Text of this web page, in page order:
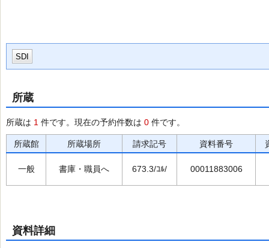
SDI
所蔵
所蔵は 1 件です。現在の予約件数は 0 件です。
所蔵館 所蔵場所 請求記号 資料番号
一般 書庫・職員へ 673.3/ｺﾙ/ 00011883006
資料詳細